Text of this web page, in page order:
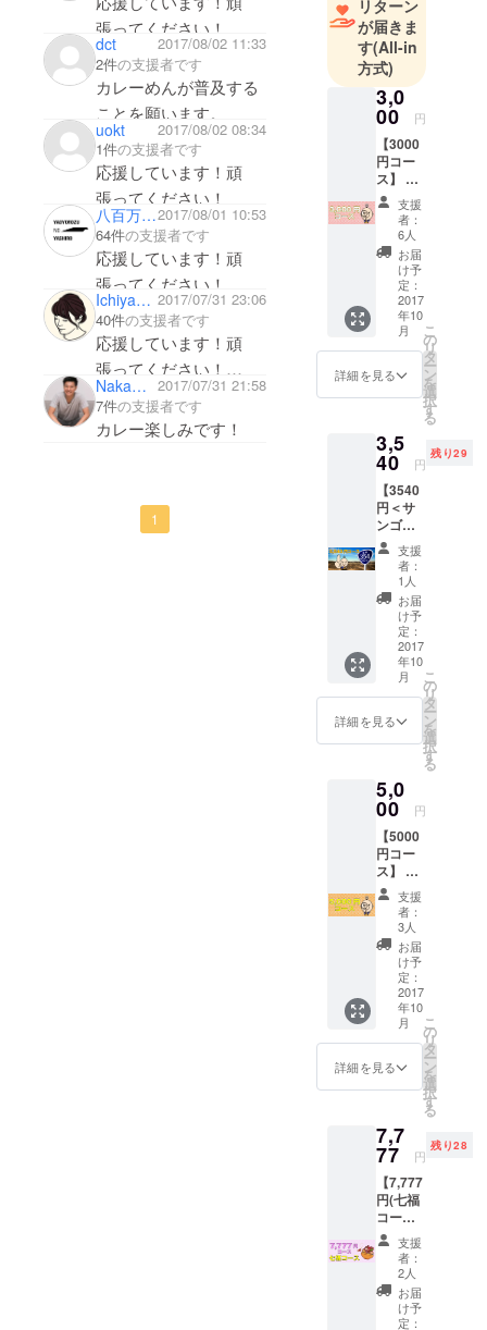
張ってください！
dct
2017/08/02 11:33
2件の支援者です
カレーめんが普及する
ことを願います。
uokt
2017/08/02 08:34
1件の支援者です
応援しています！頑
張ってください！
八百万ノ社2017/08/01 10:53
64件の支援者です
応援しています！頑
張ってください！
Ichiyama Erika 2017/07/31 23:06
40件の支援者です
応援しています！頑
張ってください！
レトルトカレーは、
キャンプに最適です＾
Nakamura Daiki 2017/07/31 21:58
7件の支援者です
カレー楽しみです！
1
年）は、AIを
活用した動
画制作など
で生活して
います。
リターン
が届きま
す(All-in
方式)
3,0
00 円
【3000
円コー
ス】 ◆
感謝の
メール
◆SNS
にお名
前掲載
＜希望
者のみ
＞ ◆七
福カ
レーめ
ん×ゆき
とのく
プ＜ご
希望の
方は七
福カ
レーア
カウン
トに友
達登録
が必要
＞ ◆七
福カ
レー＜
化粧箱
なし＞
×3食
支援
者：
6人
お届
け予
定：
2017
年10
月
詳細を見る
こ
の
リ
タ
ー
ン
を
選
択
す
る
3,5
40 円
残り29
【3540
円＜サ
ンゴー
ヨン
コース
＞】
（古河
市在住
または
近隣の
方にオ
スス
メ） ◆
感謝の
メール
前掲載
＜希望
者のみ
＞ ◆七
福カ
レーめ
ん×ゆき
とのく
んLINE
スタン
プ＜ご
希望の
方は七
福カ
レーア
カウン
トに友
福カ
レー＜
なし＞
×3食 ◆
地カ
レー家
送料無
料券＜
有効期
間2017
支援
者：
1人
お届
け予
定：
2017
年10
月
詳細を見る
こ
の
リ
タ
ー
ン
を
選
択
す
る
5,0
00 円
【5000
円コー
ス】 ◆
感謝の
メール
◆SNS
にお名
前掲載
＜希望
者のみ
＞ ◆七
福カ
レーめ
ん×ゆき
とのく
プ＜ご
希望の
方は七
福カ
レーア
カウン
トに友
達登録
が必要
＞ ◆七
福カ
レー＜
支援
者：
3人
お届
け予
定：
2017
年10
月
詳細を見る
こ
の
リ
タ
ー
ン
を
選
択
す
る
7,7
77 円
残り28
【7,777
円(七福
コー
ス)】 ◆
感謝の
メール
◆SNS
にお名
前掲載
支援
者：
2人
お届
け予
定：